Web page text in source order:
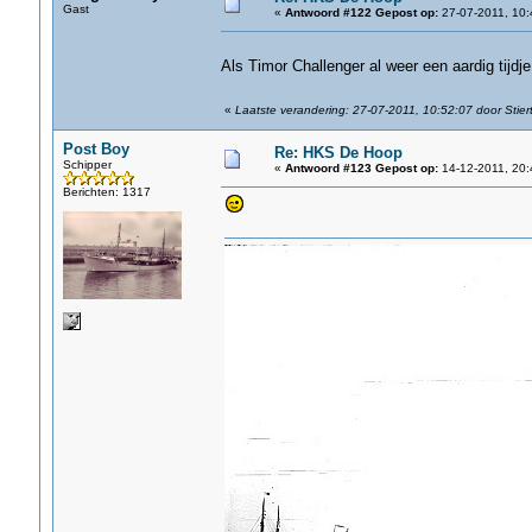
Gast « Antwoord #122 Gepost op:27-07-2011,
Als Timor Challenger al weer een aardig
« Laatste verandering: 27-07-2011, 10:52:07 door
Post Boy
Schipper
Berichten: 1317
Re: HKS De Hoop
« Antwoord #123 Gepost op:14-12-2011,